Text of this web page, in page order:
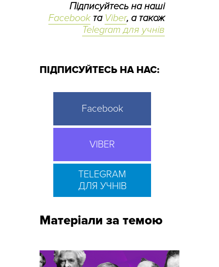
Підписуйтесь на наші
Facebookта Viber, а також
Telegram для учнів
ПІДПИСУЙТЕСЬ НА НАС:
Facebook
VIBER
TELEGRAM
ДЛЯ УЧНІВ
Матеріали за темою